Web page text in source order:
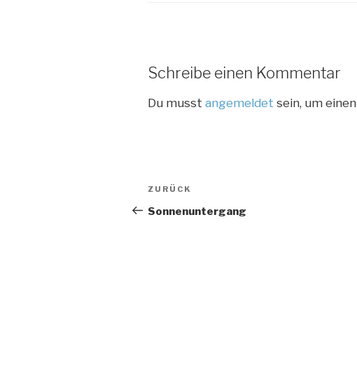
Schreibe einen Kommentar
Du musstangemeldet sein, um
Beitragsnavigation
Vorheriger
Beitrag
ZURÜCK
Sonnenuntergang